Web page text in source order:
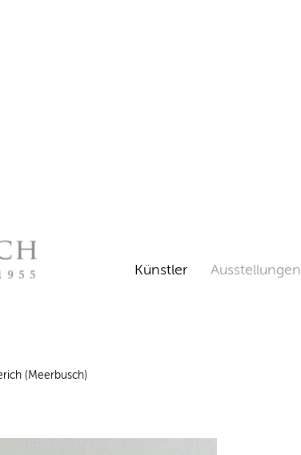
Künstler Ausstellungen
(Meerbusch)